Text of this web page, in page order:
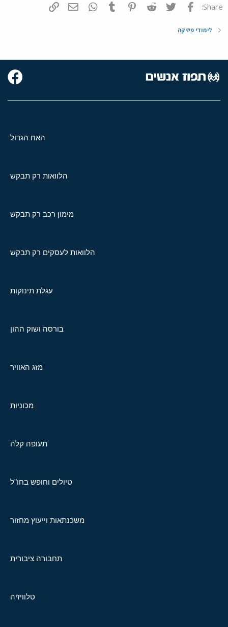
Share: פייסבוק Twitter
Reddit
Pinterest
Tumblr
WhatsAppדואר אלקטרוני
לימודי פיזיקה
האח הגדול
הלוואות רק תבקש
מימון רכב רק תבקש
הלוואות לעסקים רק תבקש
עגלת תינוקות
בורסה ושוק ההון
מזג האוויר
מכוניות
תעופה קלה
טיולים וחופש בחו"ל
משכנתאות וייעוץ מחזור
תחבורה ציבורית
טלוויזיה